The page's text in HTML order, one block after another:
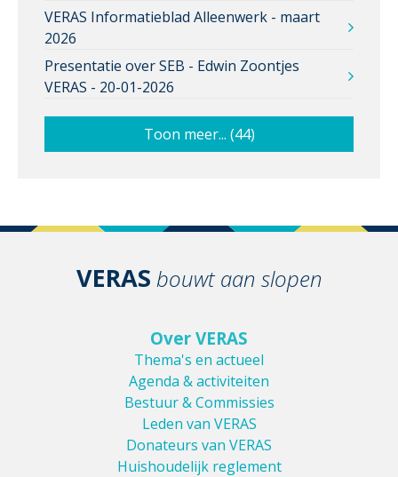
VERAS Informatieblad Alleenwerk - maart
2026
Presentatie over SEB - Edwin Zoontjes
VERAS - 20-01-2026
Toon meer... (44)
VERAS bouwt aan slopen
Over VERAS
Thema's en actueel
Agenda & activiteiten
Bestuur & Commissies
Leden van VERAS
Donateurs van VERAS
Huishoudelijk reglement